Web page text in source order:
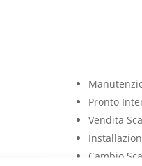
Pronto
Vendita
Cambio